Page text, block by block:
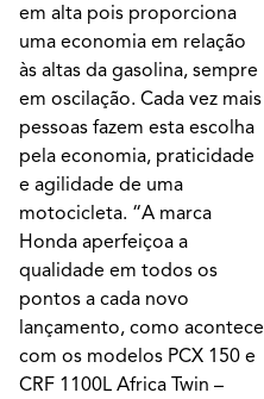
em alta pois proporciona
uma economia em relação
às altas da gasolina, sempre
em oscilação. Cada vez mais
pessoas fazem esta escolha
pela economia, praticidade
e agilidade de uma
motocicleta. “A marca
Honda aperfeiçoa a
qualidade em todos os
pontos a cada novo
lançamento, como acontece
com os modelos PCX 150 e
CRF 1100L Africa Twin –